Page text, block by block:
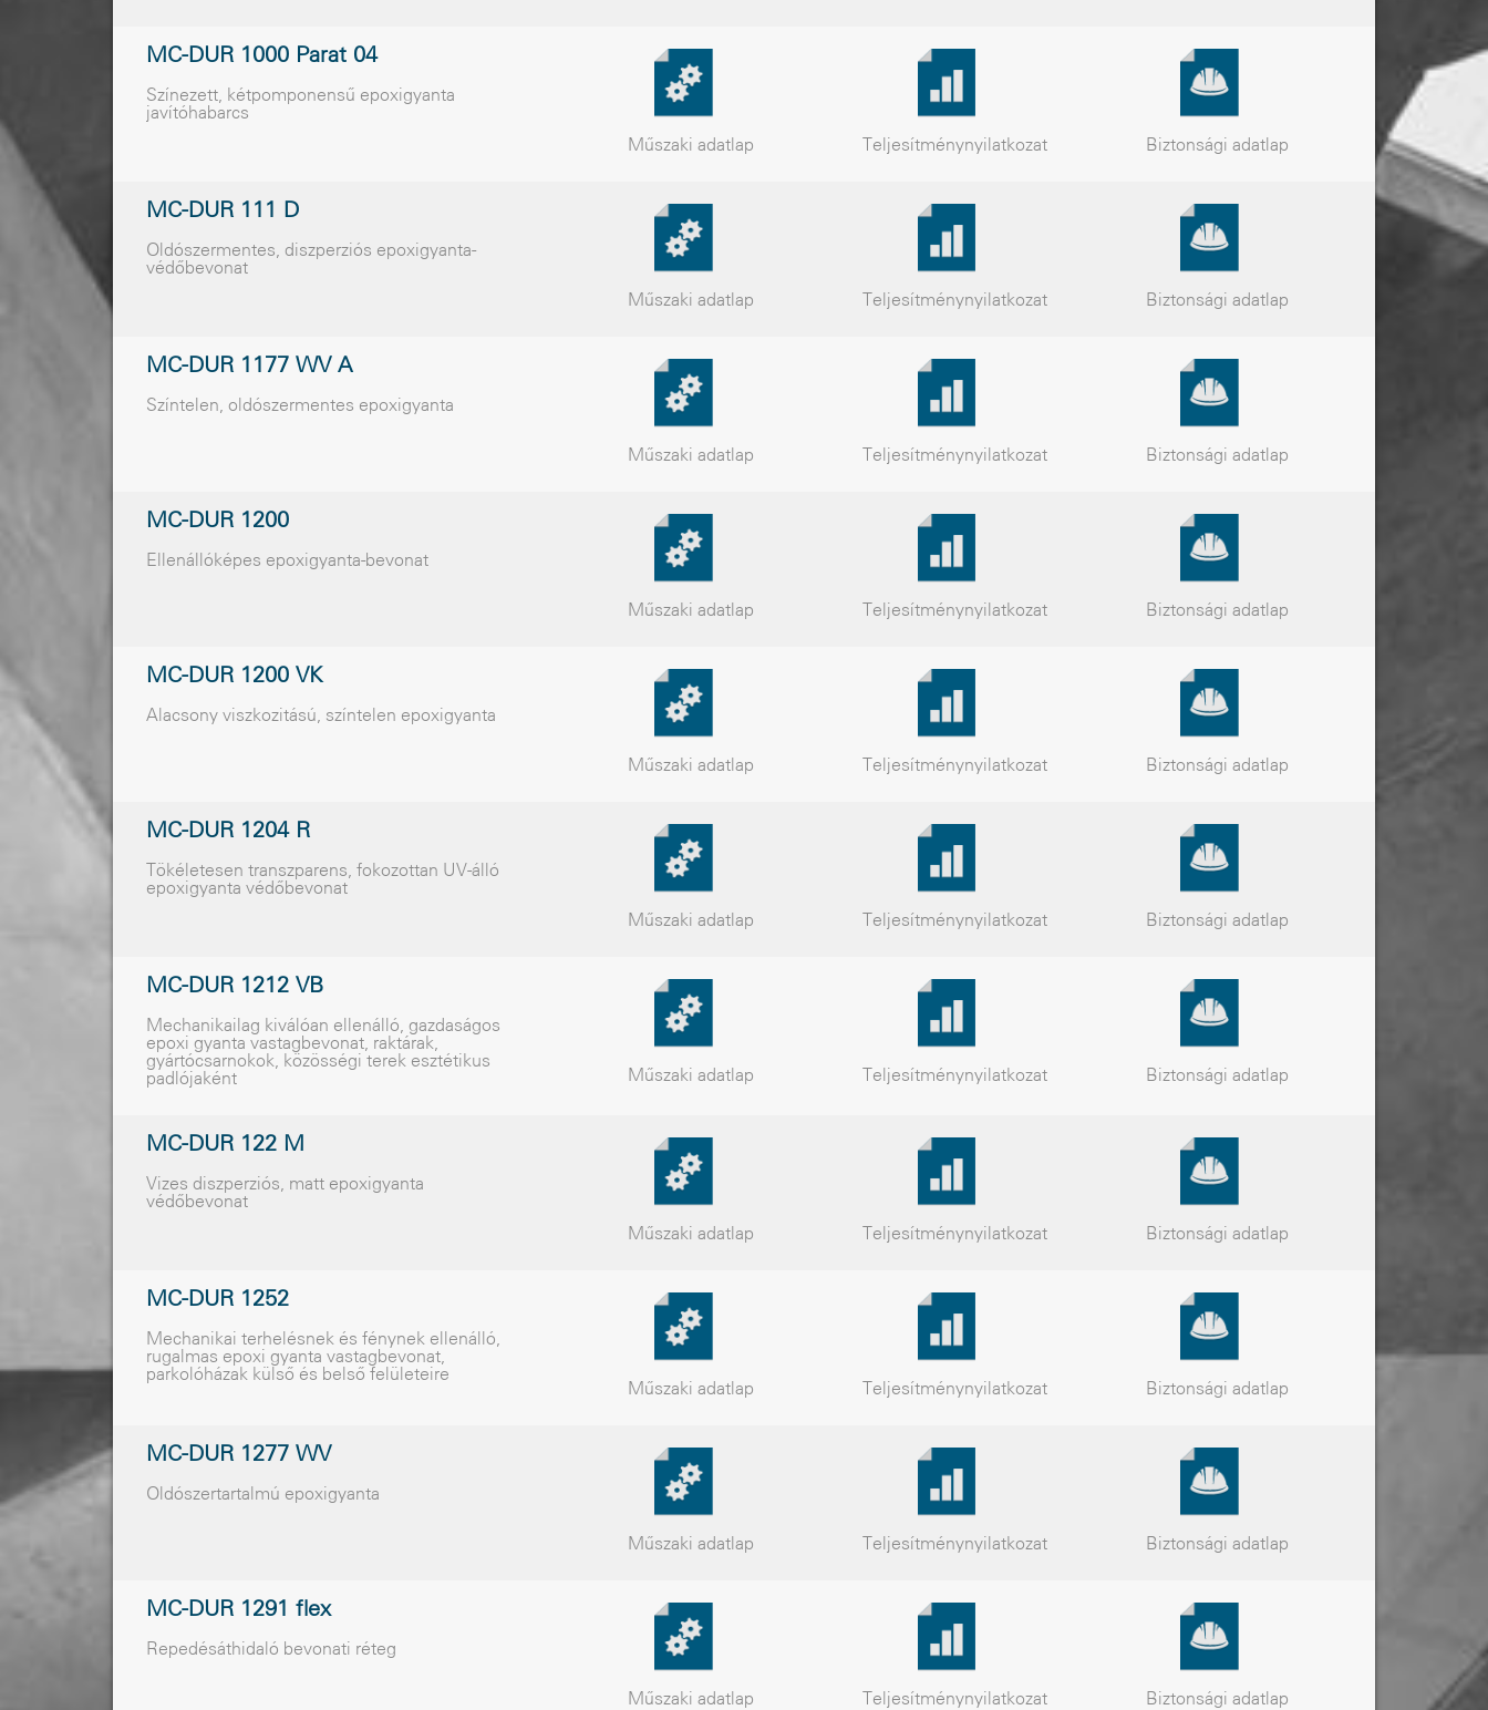
MC-DUR 1000 Parat 04
Színezett, kétpomponensű epoxigyanta
javítóhabarcs
Műszaki adatlap Teljesítménynyilatkozat Biztonsági adatlap
MC-DUR 111 D
Oldószermentes, diszperziós epoxigyanta-
védõbevonat
Műszaki adatlap Teljesítménynyilatkozat Biztonsági adatlap
MC-DUR 1177 WV A
Színtelen, oldószermentes epoxigyanta
Műszaki adatlap Teljesítménynyilatkozat Biztonsági adatlap
MC-DUR 1200
Ellenállóképes epoxigyanta-bevonat
Műszaki adatlap Teljesítménynyilatkozat Biztonsági adatlap
MC-DUR 1200 VK
Alacsony viszkozitású, színtelen epoxigyanta
Műszaki adatlap Teljesítménynyilatkozat Biztonsági adatlap
MC-DUR 1204 R
Tökéletesen transzparens, fokozottan UV-álló
epoxigyanta védőbevonat
Műszaki adatlap Teljesítménynyilatkozat Biztonsági adatlap
MC-DUR 1212 VB
Mechanikailag kiválóan ellenálló, gazdaságos
epoxi gyanta vastagbevonat, raktárak,
gyártócsarnokok, közösségi terek esztétikus
padlójaként
Műszaki adatlap Teljesítménynyilatkozat Biztonsági adatlap
MC-DUR 122 M
Vizes diszperziós, matt epoxigyanta
védõbevonat
Műszaki adatlap Teljesítménynyilatkozat Biztonsági adatlap
MC-DUR 1252
Mechanikai terhelésnek és fénynek ellenálló,
rugalmas epoxi gyanta vastagbevonat,
parkolóházak külsõ és belsõ felületeire
Műszaki adatlap Teljesítménynyilatkozat Biztonsági adatlap
MC-DUR 1277 WV
Oldószertartalmú epoxigyanta
Műszaki adatlap Teljesítménynyilatkozat Biztonsági adatlap
MC-DUR 1291 flex
Repedésáthidaló bevonati réteg
Műszaki adatlap Teljesítménynyilatkozat Biztonsági adatlap